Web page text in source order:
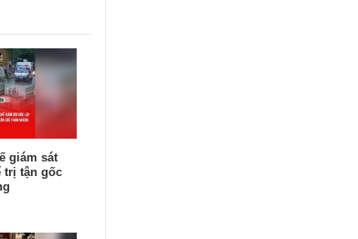
giám sát
trị tận gốc